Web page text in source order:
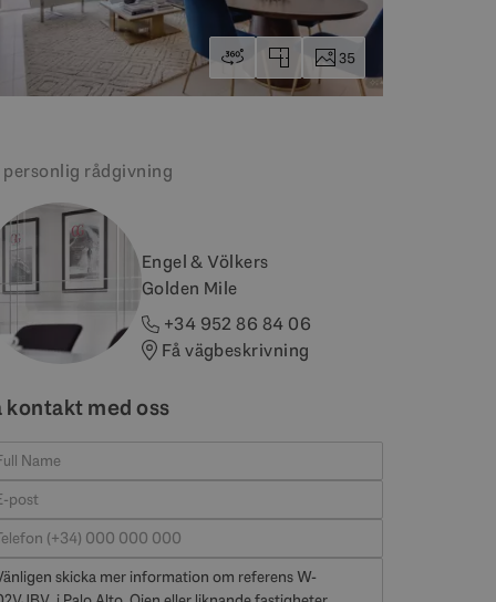
35
personlig rådgivning
Engel & Völkers
Golden Mile
+34 952 86 84 06
Få vägbeskrivning
kontakt med oss